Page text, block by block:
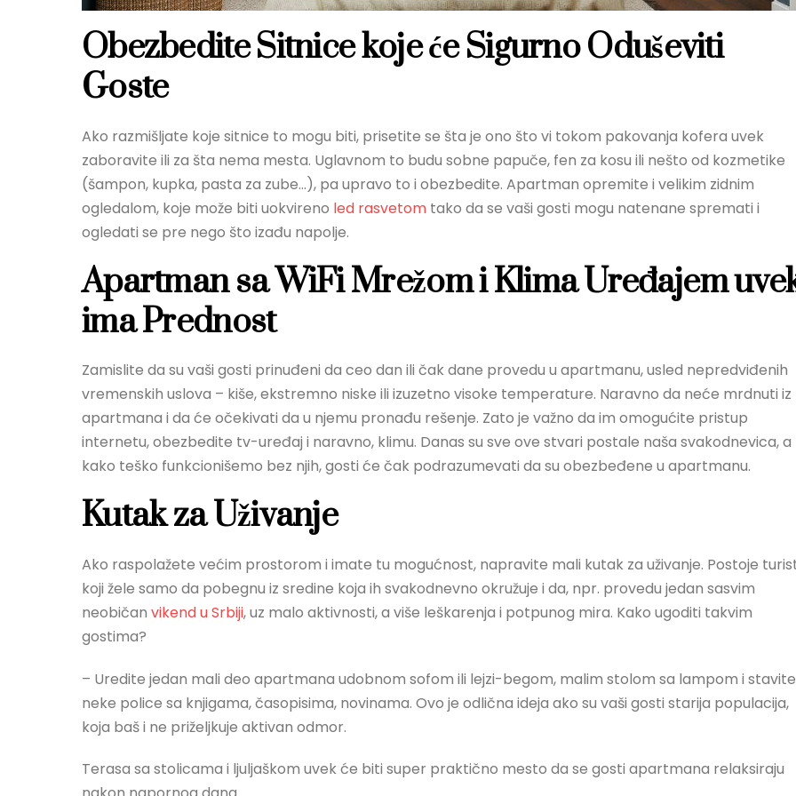
Obezbedite Sitnice koje će Sigurno Oduševiti
Goste
Ako razmišljate koje sitnice to mogu biti, prisetite se šta je ono što vi tokom pakovanja kofera uvek
zaboravite ili za šta nema mesta. Uglavnom to budu sobne papuče, fen za kosu ili nešto od kozmetike
(šampon, kupka, pasta za zube…), pa upravo to i obezbedite. Apartman opremite i velikim zidnim
ogledalom, koje može biti uokvireno led rasvetom tako da se vaši gosti mogu natenane spremati i
ogledati se pre nego što izađu napolje.
Apartman sa WiFi Mrežom i Klima Uređajem
ima Prednost
Zamislite da su vaši gosti prinuđeni da ceo dan ili čak dane provedu u apartmanu, usled nepredviđenih
vremenskih uslova – kiše, ekstremno niske ili izuzetno visoke temperature. Naravno da neće mrdnuti iz
apartmana i da će očekivati da u njemu pronađu rešenje. Zato je važno da im omogućite pristup
internetu, obezbedite tv-uređaj i naravno, klimu. Danas su sve ove stvari postale naša svakodnevica, a
kako teško funkcionišemo bez njih, gosti će čak podrazumevati da su obezbeđene u apartmanu.
Kutak za Uživanje
Ako raspolažete većim prostorom i imate tu mogućnost, napravite mali kutak za uživanje. Postoje
koji žele samo da pobegnu iz sredine koja ih svakodnevno okružuje i da, npr. provedu jedan sasvim
neobičan vikend u Srbiji, uz malo aktivnosti, a više leškarenja i potpunog mira. Kako ugoditi takvim
gostima?
– Uredite jedan mali deo apartmana udobnom sofom ili lejzi-begom, malim stolom sa lampom i stavite
neke police sa knjigama, časopisima, novinama. Ovo je odlična ideja ako su vaši gosti starija populacija,
koja baš i ne priželjkuje aktivan odmor.
Terasa sa stolicama i ljuljaškom uvek će biti super praktično mesto da se gosti apartmana relaksiraju